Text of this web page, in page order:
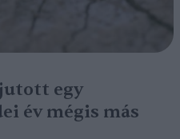
egy
év mégis más